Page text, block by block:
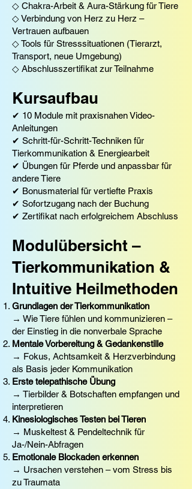
◇ Chakra-Arbeit & Aura-Stärkung für Tiere
◇ Verbindung von Herz zu Herz –
Vertrauen aufbauen
◇ Tools für Stresssituationen (Tierarzt,
Transport, neue Umgebung)
◇ Abschlusszertifikat zur Teilnahme
Kursaufbau
✔ 10 Module mit praxisnahen Video-
Anleitungen
✔ Schritt-für-Schritt-Techniken für
Tierkommunikation & Energiearbeit
✔ Übungen für Pferde und anpassbar für
andere Tiere
✔ Bonusmaterial für vertiefte Praxis
✔ Sofortzugang nach der Buchung
✔ Zertifikat nach erfolgreichem Abschluss
Modulübersicht –
Tierkommunikation &
Intuitive Heilmethoden
Grundlagen der Tierkommunikation
→ Wie Tiere fühlen und kommunizieren –
der Einstieg in die nonverbale Sprache
Mentale Vorbereitung & Gedankenstille
→ Fokus, Achtsamkeit & Herzverbindung
als Basis jeder Kommunikation
Erste telepathische Übung
→ Tierbilder & Botschaften empfangen und
interpretieren
Kinesiologisches Testen bei Tieren
→ Muskeltest & Pendeltechnik für
Ja-/Nein-Abfragen
Emotionale Blockaden erkennen
→ Ursachen verstehen – vom Stress bis
zu Traumata